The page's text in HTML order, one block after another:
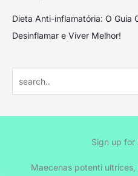
Dieta Anti-inflamatória: O Guia
Desinflamar e Viver Melhor!
Sign up for
Maecenas potenti